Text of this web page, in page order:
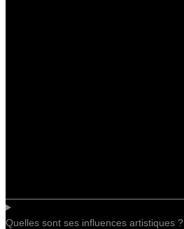
Quelles sont ses influences artistiques ?